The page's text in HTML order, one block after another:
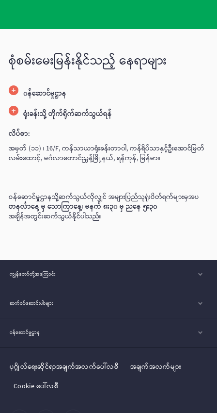
စုံစမ်းမေးမြန်းနိုင်သည့် နေရာများ
၀န်‌ဆောင်မှုဌာန
ရုံးခန်းသို့ တိုက်ရိုက်ဆက်သွယ်ရန်
လိပ်စာ:
အမှတ် (၁၁) ၊ 16/F, ကန်သာယာရုံးခန်းတာ၀ါ, ကန်ရိပ်သာနှင့်ဦးအောင်မြတ်
လမ်းထောင့်, မင်္ဂလာတောင်ညွန့်မြို့နယ်, ရန်ကုန်, မြန်မာ။
ဝန်ဆောင်မှုဌာနသို့ဆက်သွယ်လိုလျှင် အများပြည်သူရုံးပိတ်ရက်များမှအပ
တနင်္လာနေ့ မှ သောကြာနေ့၊ မနက် ၈း၃၀ မှ ညနေ ၅း၃၀
အချိန်အတွင်းဆက်သွယ်နိုင်ပါသည်။
ကျွန်တော်တို့အ‌ကြောင်း
ဆက်စပ်ဆောင်းပါးများ
ဝန်ဆောင်မှုဌာန
ပုဂ္ဂိုလ်‌‌‌‌ရေးဆိုင်ရာအချက်အလက်ပေါ်လစီ
အချက်အလက်များ
Cookie ပေါ်လစီ